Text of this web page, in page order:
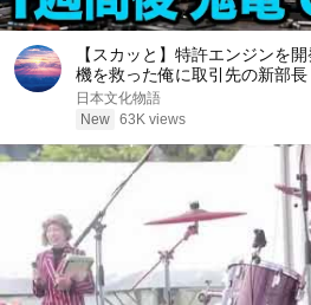
【スカッと】特許エンジンを
機を救った俺に取引先の新部長
ら中国製を買う」1週間後、部
の競合と5倍で独占契約済みで
日本文化物語
New 63K views